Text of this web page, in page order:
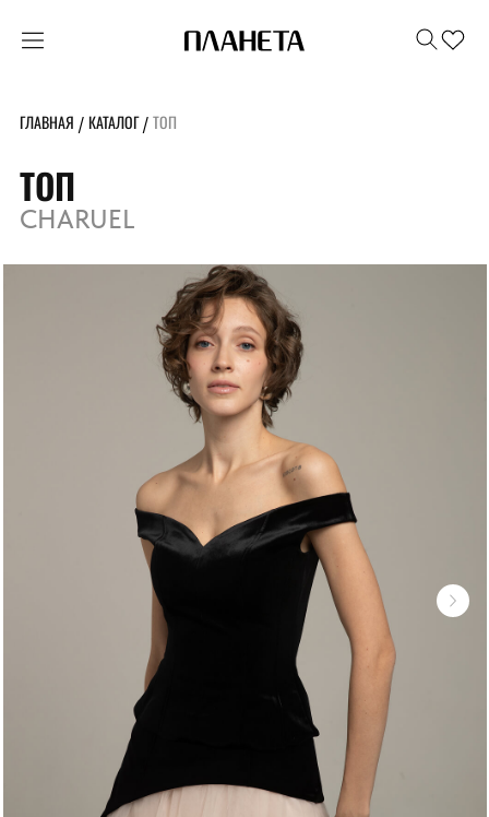
ГЛАВНАЯ / КАТАЛОГ/ ТОП
ТОП
CHARUEL